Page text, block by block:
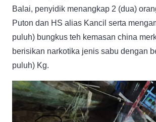
Balai, penyidik menangkap 2 (dua)
Puton dan HS alias Kancil serta
puluh) bungkus teh kemasan china
berisikan narkotika jenis sabu dengan
puluh) Kg.